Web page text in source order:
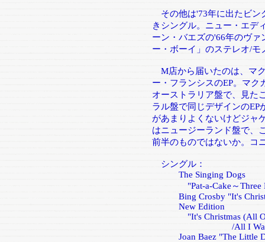
その他は'73年に出たビン
きシングル。ニュー・エデ
ーン・バエズの'66年のヴ
ー・ボーイ」のステレオ/
M店から届いたのは、マ
ー・フランシスのEP。マク
オーストラリア盤で、見た
ラル盤で同じデザインの
があまりよくないけどジャ
はニュージーランド盤で、
前半のものではないか。コ
シングル：
The Singing Dogs
"Pat-a-Cake～Three
Bing Crosby "It's
New Edition
"It's Christmas (All
/All I Want For
Joan Baez "The Little